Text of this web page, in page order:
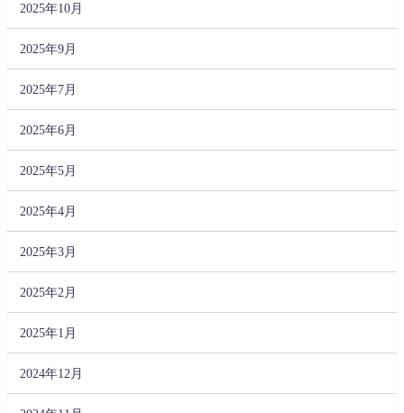
2025年10月
2025年9月
2025年7月
2025年6月
2025年5月
2025年4月
2025年3月
2025年2月
2025年1月
2024年12月